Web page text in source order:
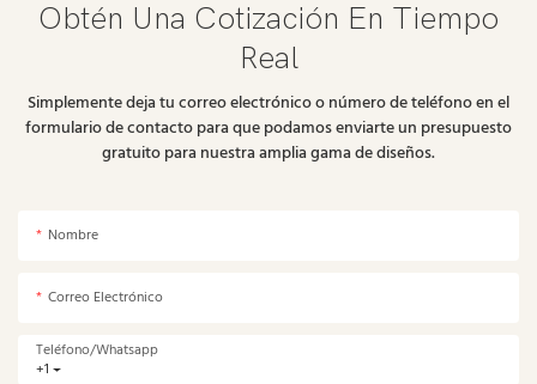
Obtén Una Cotización En Tiempo
Real
Simplemente deja tu correo electrónico o número de teléfono en el
formulario de contacto para que podamos enviarte un presupuesto
gratuito para nuestra amplia gama de diseños.
Nombre
Correo Electrónico
+1
Teléfono/whatsapp